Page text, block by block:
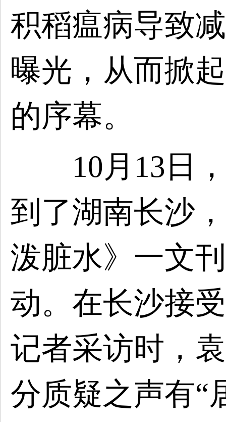
积稻瘟病导致
曝光，从而掀
的序幕。
10月13日，
到了湖南长沙
泼脏水》一文
动。在长沙接
记者采访时，
分质疑之声有“